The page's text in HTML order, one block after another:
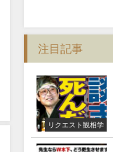
注目記事
リクエスト観相学